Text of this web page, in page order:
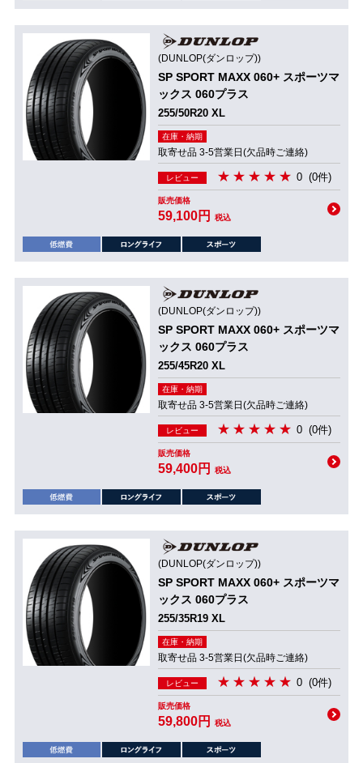
(DUNLOP(ダンロップ))
SP SPORT MAXX 060+ スポーツマ
ックス 060プラス
255/50R20 XL
在庫・納期
取寄せ品 3-5営業日(欠品時ご連絡)
レビュー 0 (0件)
販売価格
59,100円 税込
(DUNLOP(ダンロップ))
SP SPORT MAXX 060+ スポーツマ
ックス 060プラス
255/45R20 XL
在庫・納期
取寄せ品 3-5営業日(欠品時ご連絡)
レビュー 0 (0件)
販売価格
59,400円 税込
(DUNLOP(ダンロップ))
SP SPORT MAXX 060+ スポーツマ
ックス 060プラス
255/35R19 XL
在庫・納期
取寄せ品 3-5営業日(欠品時ご連絡)
レビュー 0 (0件)
販売価格
59,800円 税込